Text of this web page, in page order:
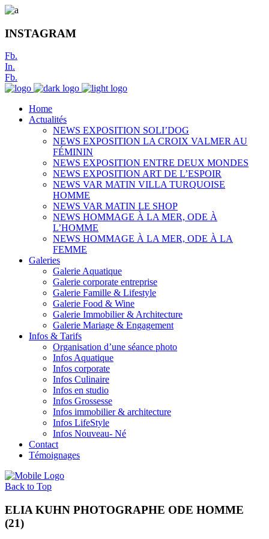
INSTAGRAM
Fb.
In.
Fb.
Home
Actualités
NEWS EXPOSITION SOLI’DOG
NEWS EXPOSITION LA CROIX VALMER AU
FÉMININ
NEWS EXPOSITION ENTRE DEUX MONDES
NEWS EXPOSITION ART DE L’ESPOIR
NEWS VAR MATIN VILLA TURQUOISE
HOMME
NEWS VAR MATIN LE SHOP
NEWS HOMMAGE À LA MER, ODE À
L’HOMME
NEWS HOMMAGE À LA MER, ODE À LA
FEMME
Galeries
Galerie Aquatique
Galerie corporate entreprise
Galerie Famille & Lifestyle
Galerie Food & Wine
Galerie Immobilier & Architecture
Galerie Mariage & Engagement
Infos & Tarifs
Organisation d’une séance photo
Infos Aquatique
Infos corporate
Infos Culinaire
Infos en studio
Infos Grossesse
Infos immobilier & architecture
Infos LifeStyle
Infos Nouveau- Né
Contact
Témoignages
Back to Top
ELIA KUHN PHOTOGRAPHE ODE HOMME
(21)